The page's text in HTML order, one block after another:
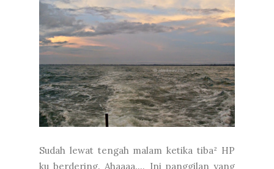
Sudah lewat tengah malam ketika tiba² HP
ku berdering. Ahaaaa…. Ini panggilan yang